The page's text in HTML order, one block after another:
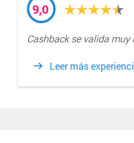
9,0
Cashback se valida
Leer más